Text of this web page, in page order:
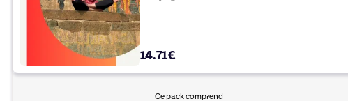
14.71€
Ce pack comprend